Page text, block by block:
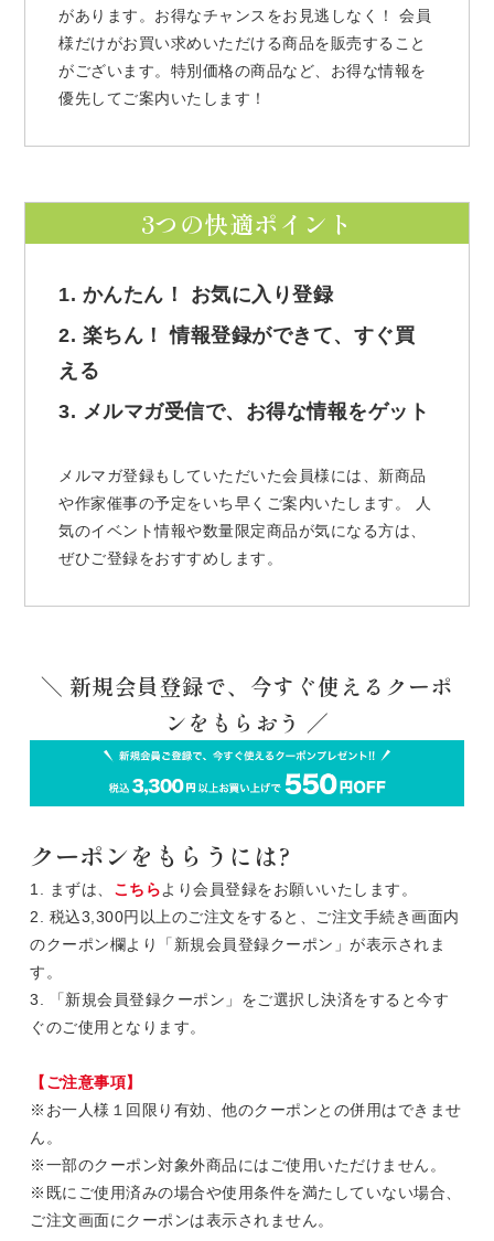
があります。お得なチャンスをお見逃しなく！ 会員
様だけがお買い求めいただける商品を販売すること
がございます。特別価格の商品など、お得な情報を
優先してご案内いたします！
3つの快適ポイント
1. かんたん！ お気に入り登録
2. 楽ちん！ 情報登録ができて、すぐ買
える
3. メルマガ受信で、お得な情報をゲット
メルマガ登録もしていただいた会員様には、新商品
や作家催事の予定をいち早くご案内いたします。 人
気のイベント情報や数量限定商品が気になる方は、
ぜひご登録をおすすめします。
＼ 新規会員登録で、今すぐ使えるクーポ
ンをもらおう ／
クーポンをもらうには?
1. まずは、 こちらより会員登録をお願いいたします。
2. 税込3,300円以上のご注文をすると、ご注文手続き画面内
のクーポン欄より「新規会員登録クーポン」が表示されま
す。
3. 「新規会員登録クーポン」をご選択し決済をすると今す
ぐのご使用となります。
【ご注意事項】
※お一人様１回限り有効、他のクーポンとの併用はできませ
ん。
※一部のクーポン対象外商品にはご使用いただけません。
※既にご使用済みの場合や使用条件を満たしていない場合、
ご注文画面にクーポンは表示されません。